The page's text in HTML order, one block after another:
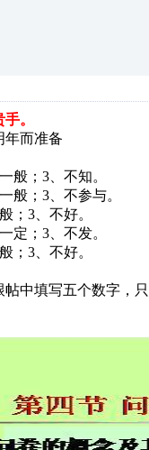
。
年而准备
般；3、不知。
般；3、不参与。
；3、不好。
定；3、不发。
；3、不好。
中填写五个数字，